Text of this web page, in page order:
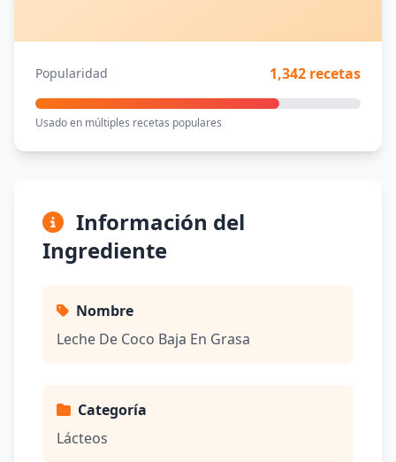
Popularidad 1,342 recetas
Usado en múltiples recetas populares
Información del
Ingrediente
Nombre
Leche De Coco Baja En Grasa
Categoría
Lácteos